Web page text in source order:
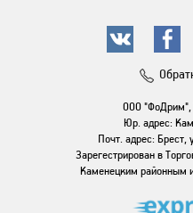
ООО
Юр. адрес:
Почт. адрес: Брест,
Зарегестрирован в
Каменецким районным